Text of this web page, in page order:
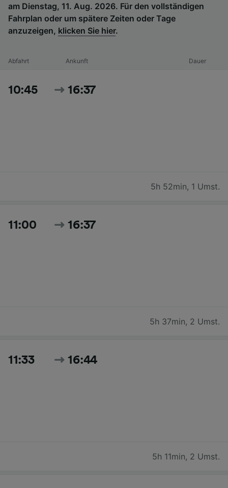
am Dienstag, 11. Aug. 2026. Für den vollständigen
Fahrplan oder um spätere Zeiten oder Tage
anzuzeigen, klicken Sie hier.
Abfahrt Ankunft Dauer
10:45 16:37
5h 52min, 1 Umst.
11:00 16:37
5h 37min, 2 Umst.
11:33 16:44
5h 11min, 2 Umst.